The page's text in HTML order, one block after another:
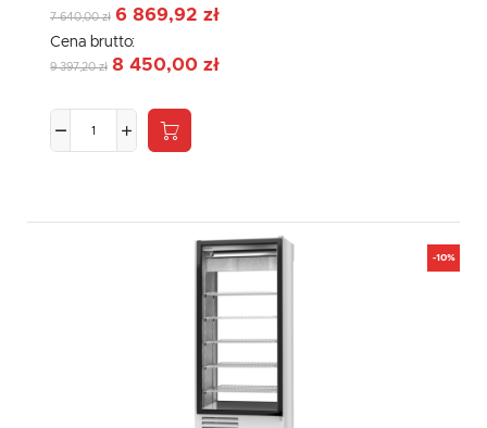
7 640,00 zł 6 869,92 zł
Cena brutto:
9 397,20 zł 8 450,00 zł
-10%